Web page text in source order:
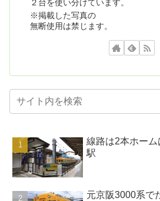
２台を使い分けています。
※掲載した写真の
無断使用は禁じます。
線路は2本ホー
駅
元京阪3000系で